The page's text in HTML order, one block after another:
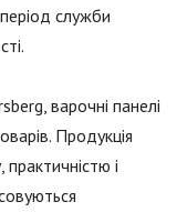
період служби
варочні панелі
Продукція
і